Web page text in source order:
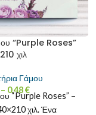
“Purple Roses”
χιλ
Γάμου
– 0.48€
“Purple Roses” –
χιλ. Ένα